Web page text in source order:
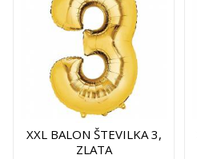
XXL BALON ŠTEVILKA 3,
ZLATA